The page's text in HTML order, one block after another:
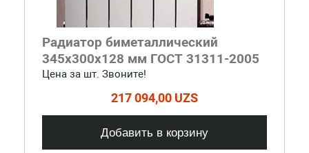
Радиатор биметаллический
345x300x128 мм ГОСТ 31311-2005
Цена за шт. Звоните!
217 094,00 UZS
Добавить в корзину